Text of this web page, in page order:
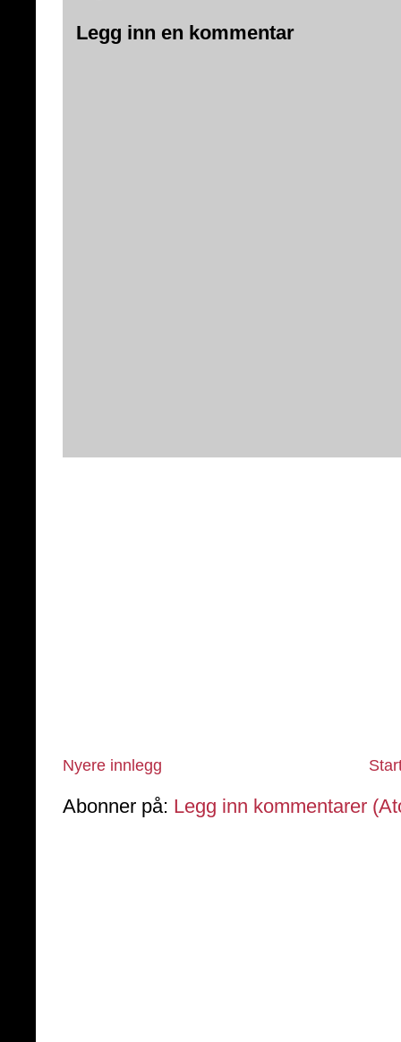
Legg inn en kommentar
Nyere innlegg
Abonner på: Legg inn kommentarer